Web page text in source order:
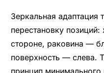
Зеркальная адаптация
перестановку
стороне, раковина —
поверхность — слева.
принцип